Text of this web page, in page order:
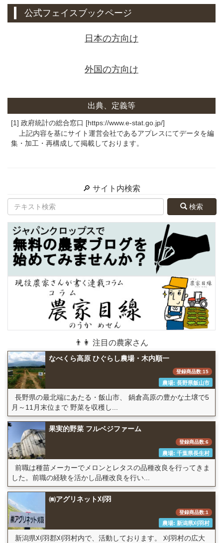
公式フェイスブックページ
日本の方向け
外国の方向け
出典、定義等
[1] 政府統計の総合窓口 [https://www.e-stat.go.jp/]
上記内容を基にサイト運営会社であるアプレスにてデータを編
集・加工・再構成して掲載しております。
🔎 サイト内検索
検索
👨👩 注目の農家さん
なべくら高原 ひぐらし農場・木内順一
登録商品数:15
農場: 長野県飯山市
長野県の最北端にあたる・飯山市、 鍋倉高原の豊かな土壌で5
月～11月末位まで 野菜を収穫し...
果実的野菜 フルベジファーム
登録商品数:6
農場: 千葉県長生村
前職は種苗メーカーでメロンとレタスの品種改良を行ってきま
した。前職の経験を活かし品種改良を行い...
㈱アグリネット刈羽
登録商品数:1
農場: 新潟県刈羽村
新潟県刈羽郡刈羽村内で、活動しております。 刈羽村の広大